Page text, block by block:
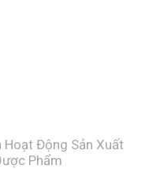
Động Sản Xuất
Phẩm